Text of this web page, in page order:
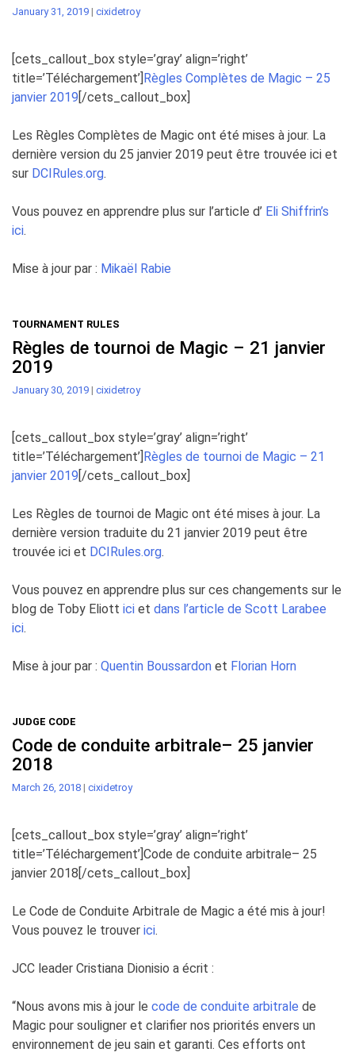
January 31, 2019 | cixidetroy
[cets_callout_box style=’gray’ align=’right’
title=’Téléchargement’] Règles Complètes de Magic – 25
janvier 2019 [/cets_callout_box]
Les Règles Complètes de Magic ont été mises à jour. La
dernière version du 25 janvier 2019 peut être trouvée ici et
sur DCIRules.org.
Vous pouvez en apprendre plus sur l’article d’ Eli Shiffrin’s
ici.
Mise à jour par : Mikaël Rabie
TOURNAMENT RULES
Règles de tournoi de Magic – 21 janvier
2019
January 30, 2019 | cixidetroy
[cets_callout_box style=’gray’ align=’right’
title=’Téléchargement’] Règles de tournoi de Magic – 21
janvier 2019 [/cets_callout_box]
Les Règles de tournoi de Magic ont été mises à jour. La
dernière version traduite du 21 janvier 2019 peut être
trouvée ici et DCIRules.org.
Vous pouvez en apprendre plus sur ces changements sur le
blog de Toby Eliott ici et dans l’article de Scott Larabee
ici.
Mise à jour par : Quentin Boussardon et Florian Horn
JUDGE CODE
Code de conduite arbitrale– 25 janvier
2018
March 26, 2018 | cixidetroy
[cets_callout_box style=’gray’ align=’right’
title=’Téléchargement’]Code de conduite arbitrale– 25
janvier 2018[/cets_callout_box]
Le Code de Conduite Arbitrale de Magic a été mis à jour!
Vous pouvez le trouver ici.
JCC leader Cristiana Dionisio a écrit :
“Nous avons mis à jour le code de conduite arbitrale de
Magic pour souligner et clarifier nos priorités envers un
environnement de jeu sain et garanti. Ces efforts ont